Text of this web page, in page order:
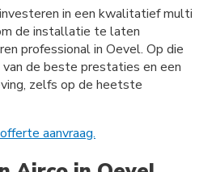
in een kwalitatief multi
de installatie te laten
professional in Oevel. Op die
de beste prestaties en een
zelfs op de heetste
aanvraag.